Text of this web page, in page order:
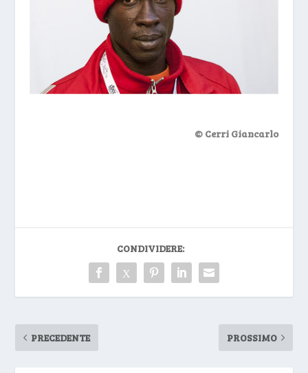
© Cerri Giancarlo
CONDIVIDERE:
PRECEDENTE PROSSIMO